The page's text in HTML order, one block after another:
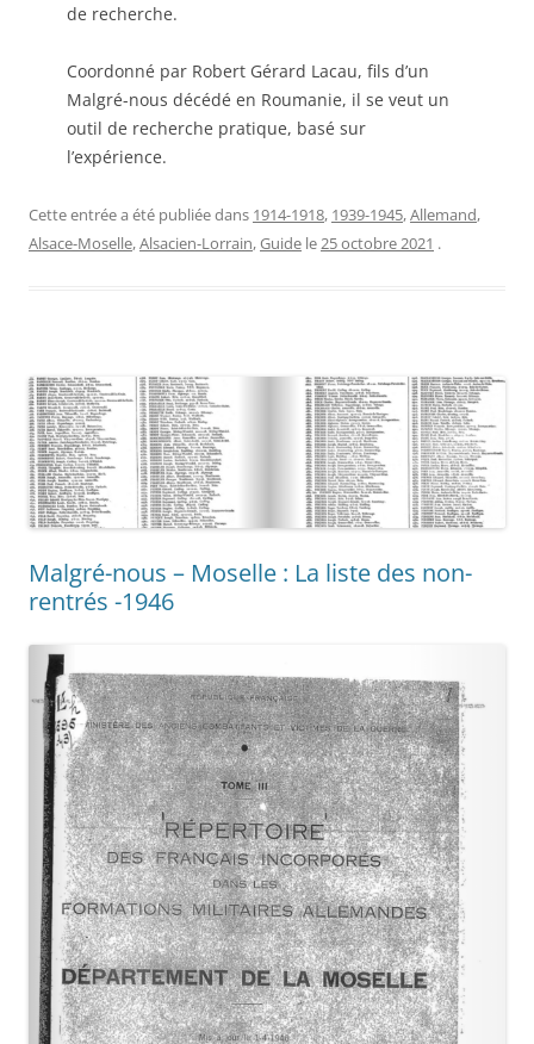
de recherche.
Coordonné par Robert Gérard Lacau, fils d’un
Malgré-nous décédé en Roumanie, il se veut un
outil de recherche pratique, basé sur
l’expérience.
Cette entrée a été publiée dans 1914-1918, 1939-1945,Allemand,
Alsace-Moselle,Alsacien-Lorrain,Guide le25 octobre 2021 .
Malgré-nous – Moselle : La liste des non-
rentrés -1946